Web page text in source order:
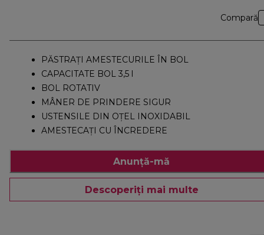
Compară
PĂSTRAȚI AMESTECURILE ÎN BOL
CAPACITATE BOL 3,5 l
BOL ROTATIV
MÂNER DE PRINDERE SIGUR
USTENSILE DIN OȚEL INOXIDABIL
AMESTECAȚI CU ÎNCREDERE
Anunță-mă
Descoperiți mai multe